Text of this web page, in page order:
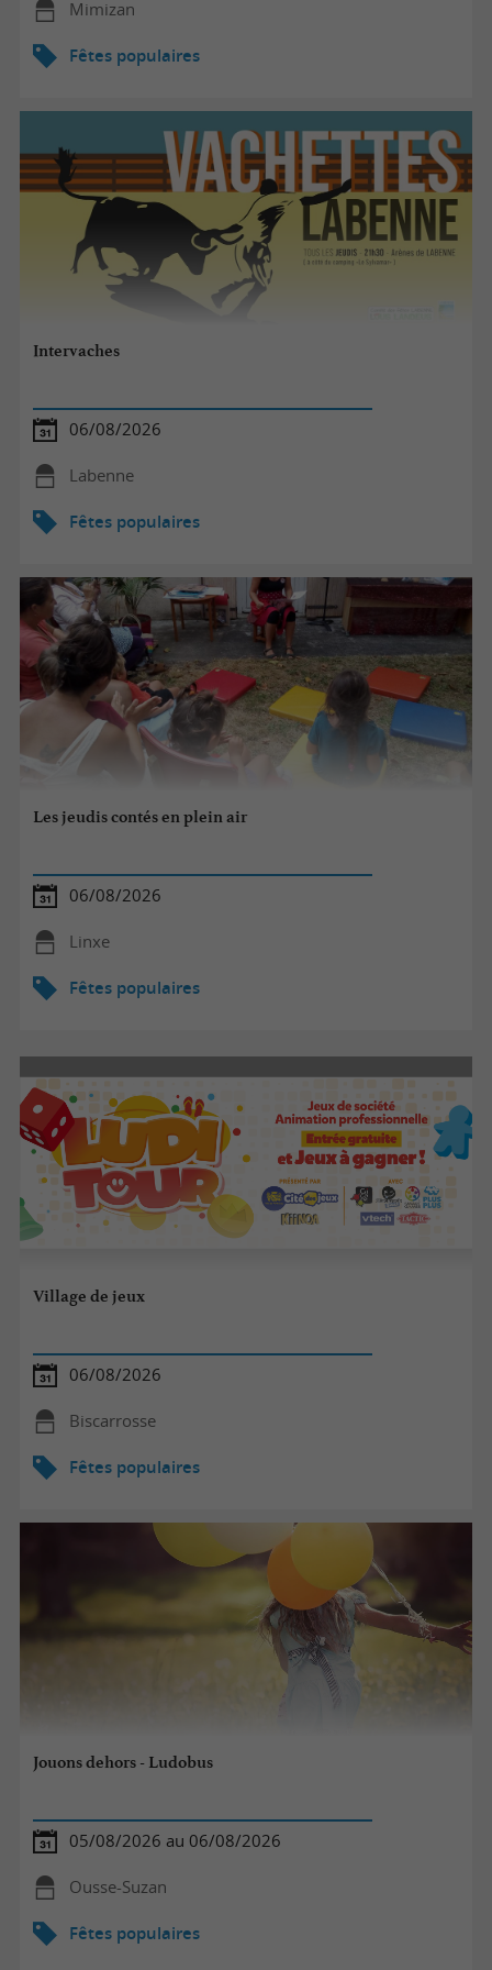
Mimizan
Fêtes populaires
Intervaches
06/08/2026
Labenne
Fêtes populaires
Les jeudis contés en plein air
06/08/2026
Linxe
Fêtes populaires
Village de jeux
06/08/2026
Biscarrosse
Fêtes populaires
Jouons dehors - Ludobus
05/08/2026 au 06/08/2026
Ousse-Suzan
Fêtes populaires